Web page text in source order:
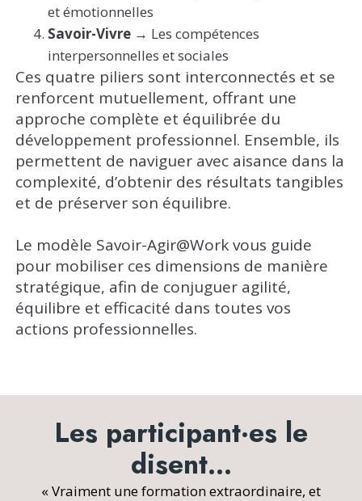
et émotionnelles
Savoir-Vivre → Les compétences
interpersonnelles et sociales
Ces quatre piliers sont interconnectés et se
renforcent mutuellement, offrant une
approche complète et équilibrée du
développement professionnel. Ensemble, ils
permettent de naviguer avec aisance dans la
complexité, d’obtenir des résultats tangibles
et de préserver son équilibre.
Le modèle Savoir-Agir@Work vous guide
pour mobiliser ces dimensions de manière
stratégique, afin de conjuguer agilité,
équilibre et efficacité dans toutes vos
actions professionnelles.
Les participant·es le
disent…
« Vraiment une formation extraordinaire, et